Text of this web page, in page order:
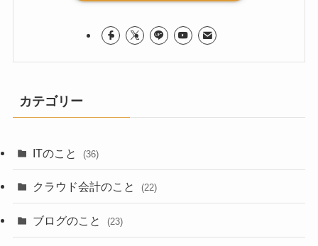
カテゴリー
ITのこと (36)
クラウド会計のこと (22)
ブログのこと (23)